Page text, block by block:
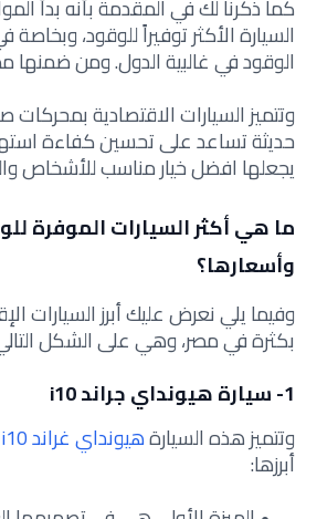
كما ذكرنا لك في المقدمة بأنه بدأ
السيارة الأكثر توفيراً للوقود،
الوقود في غالبية الدول. ومن ضمنها
وتتميز السيارات الاقتصادية
حديثة تساعد على تحسين كفاءة
يجعلها افضل خيار مناسب للأشخاص
ما هي أكثر السيارات الموفرة
وأسعارها؟
وفيما يلي نعرض عليك أبرز السيارات
بكثرة في مصر، وهي على الشكل
1- سيارة هيونداي جراند i10
وتتميز هذه السيارةهيونداي غراند i10
أبرزها: